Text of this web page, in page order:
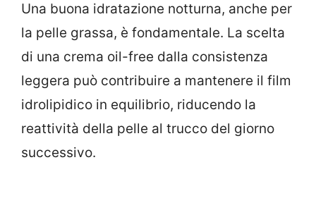
Una buona idratazione notturna, anche per
la pelle grassa, è fondamentale. La scelta
di una crema oil-free dalla consistenza
leggera può contribuire a mantenere il film
idrolipidico in equilibrio, riducendo la
reattività della pelle al trucco del giorno
successivo.